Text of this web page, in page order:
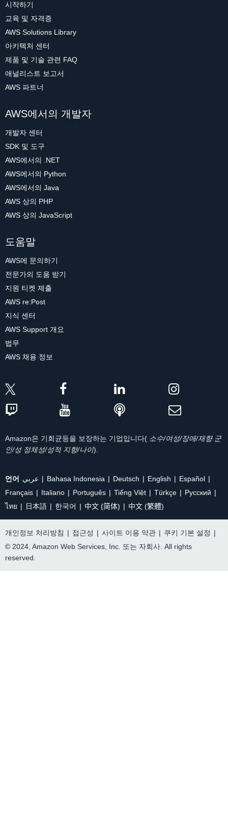
시작하기
교육 및 자격증
AWS Solutions Library
아키텍처 센터
제품 및 기술 관련 FAQ
애널리스트 보고서
AWS 파트너
AWS에서의 개발자
개발자 센터
SDK 및 도구
AWS에서의 .NET
AWS에서의 Python
AWS에서의 Java
AWS 상의 PHP
AWS 상의 JavaScript
도움말
AWS에 문의하기
전문가의 도움 받기
지원 티켓 제출
AWS re:Post
지식 센터
AWS Support 개요
법무
AWS 채용 정보
Amazon은 기회균등을 보장하는 기업입니다( 소수/여성/장애/재향 군
인/성 정체성/성적 지향/나이).
언어 عربي Bahasa Indonesia Deutsch English
Español
Français
Italiano Português Tiếng Việt Türkçe
Ρусский
ไทย
日本語 한국어 中文 (简体) 中文 (繁體)
개인정보 처리방침 | 접근성 | 사이트 이용 약관 | 쿠키 기본 설정 |
© 2024, Amazon Web Services, Inc. 또는 자회사. All rights
reserved.